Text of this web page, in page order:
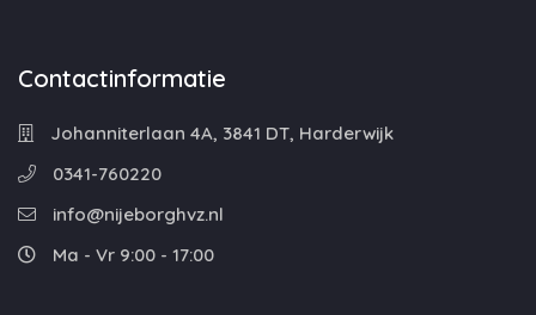
Contactinformatie
Johanniterlaan 4A, 3841 DT, Harderwijk
0341-760220
info@nijeborghvz.nl
Ma - Vr 9:00 - 17:00